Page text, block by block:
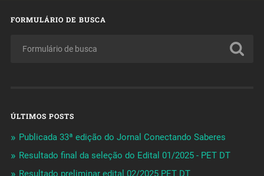
FORMULÁRIO DE BUSCA
ÚLTIMOS POSTS
Publicada 33ª edição do Jornal Conectando Saberes
Resultado final da seleção do Edital 01/2025 - PET DT
Resultado preliminar edital 02/2025 PET DT